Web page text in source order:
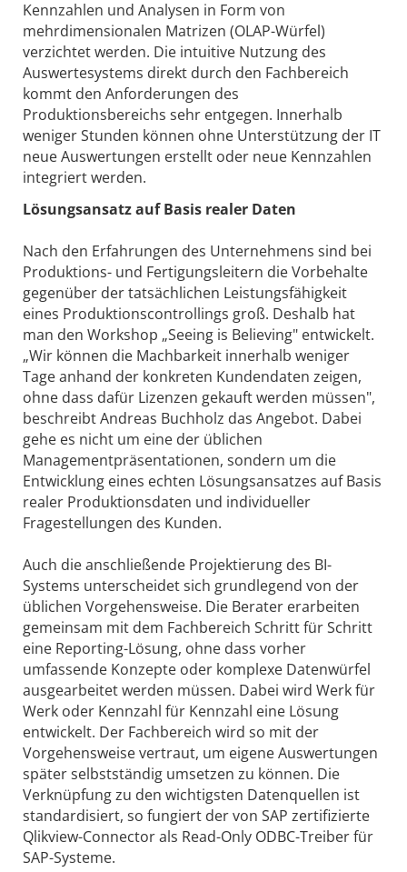
Kennzahlen und Analysen in Form von
mehrdimensionalen Matrizen (OLAP-Würfel)
verzichtet werden. Die intuitive Nutzung des
Auswertesystems direkt durch den Fachbereich
kommt den Anforderungen des
Produktionsbereichs sehr entgegen. Innerhalb
weniger Stunden können ohne Unterstützung der IT
neue Auswertungen erstellt oder neue Kennzahlen
integriert werden.
Lösungsansatz auf Basis realer Daten
Nach den Erfahrungen des Unternehmens sind bei
Produktions- und Fertigungsleitern die Vorbehalte
gegenüber der tatsächlichen Leistungsfähigkeit
eines Produktionscontrollings groß. Deshalb hat
man den Workshop „Seeing is Believing" entwickelt.
„Wir können die Machbarkeit innerhalb weniger
Tage anhand der konkreten Kundendaten zeigen,
ohne dass dafür Lizenzen gekauft werden müssen",
beschreibt Andreas Buchholz das Angebot. Dabei
gehe es nicht um eine der üblichen
Managementpräsentationen, sondern um die
Entwicklung eines echten Lösungsansatzes auf Basis
realer Produktionsdaten und individueller
Fragestellungen des Kunden.
Auch die anschließende Projektierung des BI-
Systems unterscheidet sich grundlegend von der
üblichen Vorgehensweise. Die Berater erarbeiten
gemeinsam mit dem Fachbereich Schritt für Schritt
eine Reporting-Lösung, ohne dass vorher
umfassende Konzepte oder komplexe Datenwürfel
ausgearbeitet werden müssen. Dabei wird Werk für
Werk oder Kennzahl für Kennzahl eine Lösung
entwickelt. Der Fachbereich wird so mit der
Vorgehensweise vertraut, um eigene Auswertungen
später selbstständig umsetzen zu können. Die
Verknüpfung zu den wichtigsten Datenquellen ist
standardisiert, so fungiert der von SAP zertifizierte
Qlikview-Connector als Read-Only ODBC-Treiber für
SAP-Systeme.